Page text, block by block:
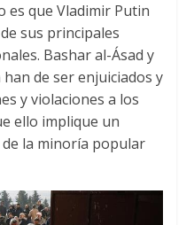
es que Vladimir Putin
sus principales
Bashar al-Ásad y
de ser enjuiciados y
y violaciones a los
ello implique un
la minoría popular